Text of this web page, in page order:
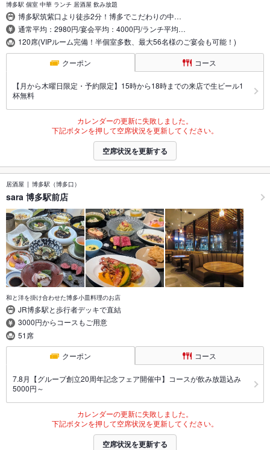
博多駅 個室 中華 ランチ 居酒屋 飲み放題
博多駅筑紫口より徒歩2分！博多でこだわりの中…
通常平均：2980円/宴会平均：4000円/ランチ平均…
120席(VIPルーム完備！半個室多数、最大56名様のご宴会も可能！)
クーポン コース
【月から木曜日限定・予約限定】15時から18時までの来店で生ビール1
杯無料
カレンダーの更新に失敗しました。
下記ボタンを押して空席状況を更新してください。
空席状況を更新する
居酒屋 博多駅（博多口）
sara 博多駅前店
和と洋を掛け合わせた博多小皿料理のお店
JR博多駅と歩行者デッキで直結
3000円からコースもご用意
51席
クーポン コース
7.8月【グループ創立20周年記念フェア開催中】コースが飲み放題込み
5000円～
カレンダーの更新に失敗しました。
下記ボタンを押して空席状況を更新してください。
空席状況を更新する